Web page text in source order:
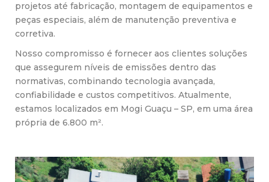
projetos até fabricação, montagem de equipamentos e
peças especiais, além de manutenção preventiva e
corretiva.
Nosso compromisso é fornecer aos clientes soluções
que assegurem níveis de emissões dentro das
normativas, combinando tecnologia avançada,
confiabilidade e custos competitivos. Atualmente,
estamos localizados em Mogi Guaçu – SP, em uma área
própria de 6.800 m².